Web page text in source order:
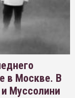
в Москве. В
Муссолини